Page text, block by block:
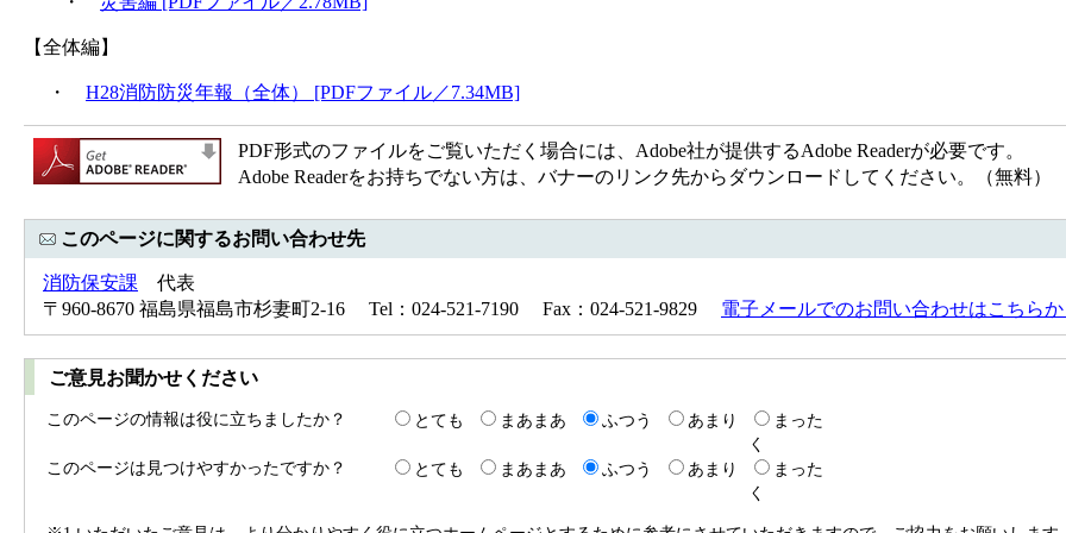
【全体編】
・ H28消防防災年報（全体） [PDFファイル／7.34MB]
PDF形式のファイルをご覧いただく場合には、Adobe社が提供するAdobe Readerが必要です。
Adobe Readerをお持ちでない方は、バナーのリンク先からダウンロードしてください。（無料）
このページに関するお問い合わせ先
消防保安課 代表
〒960-8670 福島県福島市杉妻町2-16 Tel：024-521-7190 Fax：024-521-9829 電子メールでのお問い合わせはこちら
ご意見お聞かせください
このページの情報は役に立ちましたか？ とても まあまあ ふつう あまり
まった
く
このページは見つけやすかったですか？
とても まあまあ ふつう あまり
まった
く